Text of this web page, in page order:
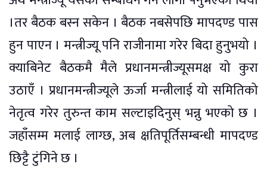
।तर बैठक बस्न सकेन । बैठक नबसेपछि मापदण्ड पास
हुन पाएन । मन्त्रीज्यू पनि राजीनामा गरेर बिदा हुनुभयो ।
क्याबिनेट बैठकमै मैले प्रधानमन्त्रीज्यूसमक्ष यो कुरा
उठाएँ । प्रधानमन्त्रीज्यूले ऊर्जा मन्त्रीलाई यो समितिको
नेतृत्व गरेर तुरुन्त काम सल्टाइदिनुस् भन्नु भएको छ ।
जहाँसम्म मलाई लाग्छ, अब क्षतिपूर्तिसम्बन्धी मापदण्ड
छिट्टै टुंगिने छ ।